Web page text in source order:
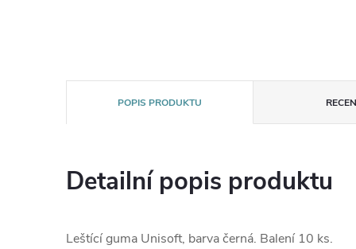
POPIS PRODUKTU
Detailní popis produktu
Leštící guma Unisoft, barva černá. Balení 10 ks.